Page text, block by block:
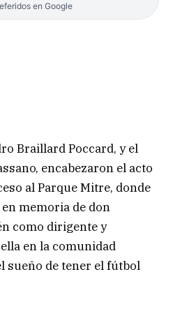
en Google
Braillard Poccard, y el
encabezaron el acto
al Parque Mitre, donde
memoria de don
como dirigente y
en la comunidad
sueño de tener el fútbol